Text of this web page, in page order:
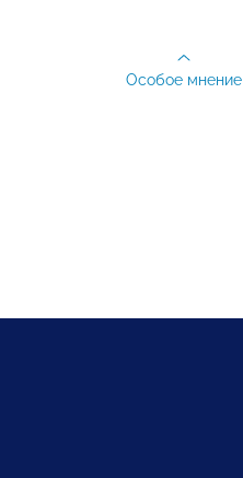
Особое мнение